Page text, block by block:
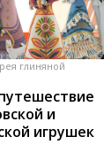
глиняной
и
игрушек